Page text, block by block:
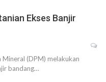
Ekses Banjir
(DPM) melakukan
bandang…